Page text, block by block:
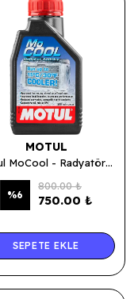
MOTUL
Motul MoCool - Radyatör Soğutma Sıvısı 500 ML.
%6
800.00 ₺
750.00 ₺
SEPETE EKLE